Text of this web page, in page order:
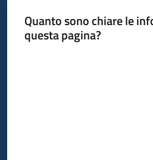
Quanto sono chiare le
questa pagina?